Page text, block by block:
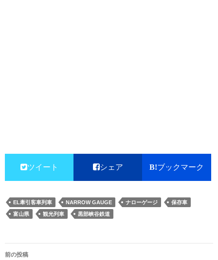
ツイート シェア ブックマーク
EL牽引客車列車 NARROW GAUGE ナローゲージ
保存車
富山県
観光列車 黒部峡谷鉄道
投
前の投稿